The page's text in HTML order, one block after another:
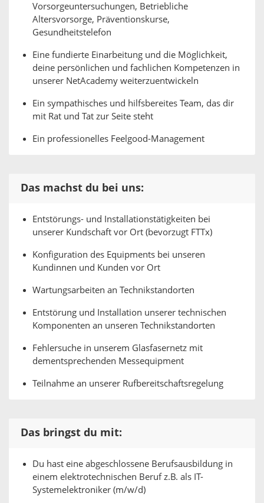
Vorsorgeuntersuchungen, Betriebliche
Altersvorsorge, Präventionskurse,
Gesundheitstelefon
Eine fundierte Einarbeitung und die Möglichkeit,
deine persönlichen und fachlichen Kompetenzen in
unserer NetAcademy weiterzuentwickeln
Ein sympathisches und hilfsbereites Team, das dir
mit Rat und Tat zur Seite steht
Ein professionelles Feelgood-Management
Das machst du bei uns:
Entstörungs- und Installationstätigkeiten bei
unserer Kundschaft vor Ort (bevorzugt FTTx)
Konfiguration des Equipments bei unseren
Kundinnen und Kunden vor Ort
Wartungsarbeiten an Technikstandorten
Entstörung und Installation unserer technischen
Komponenten an unseren Technikstandorten
Fehlersuche in unserem Glasfasernetz mit
dementsprechenden Messequipment
Teilnahme an unserer Rufbereitschaftsregelung
Das bringst du mit:
Du hast eine abgeschlossene Berufsausbildung in
einem elektrotechnischen Beruf z.B. als IT-
Systemelektroniker (m/w/d)